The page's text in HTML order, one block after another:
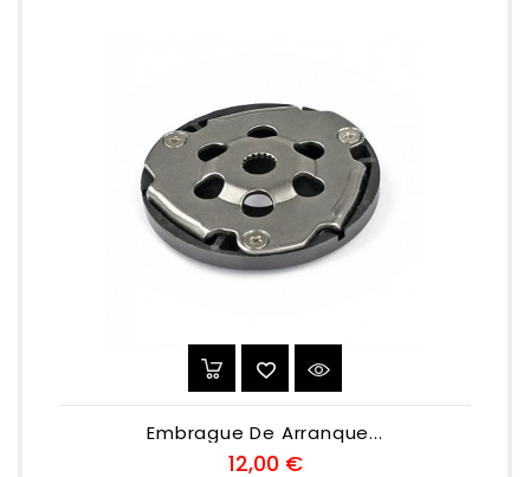
Embrague De Arranque...
12,00 €Preu